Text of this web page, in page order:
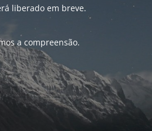
liberado em breve.
a compreensão.